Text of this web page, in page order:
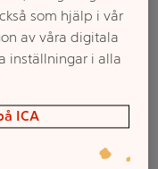
butikerna
som hjälp i vår
av våra digitala
inställningar i alla
ICA